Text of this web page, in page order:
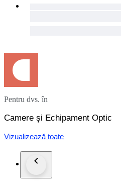
Pentru dvs. în
Camere și Echipament Optic
Vizualizează toate